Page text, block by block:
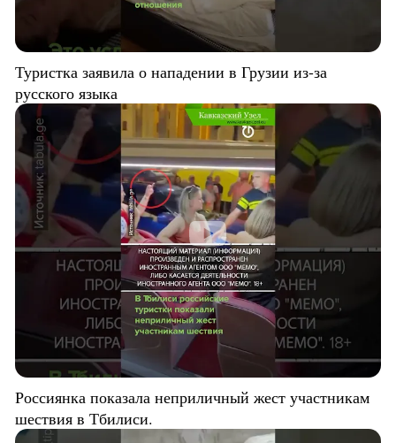
Туристка заявила о нападении в Грузии из-за
русского языка
Россиянка показала неприличный жест участникам
шествия в Тбилиси.